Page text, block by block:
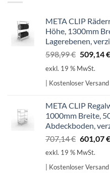
META CLIP
Höhe, 1300mm
Lagerebenen,
598,99€
Preis
598,99 €
509,14€
exkl. 19 % MwSt.
| Kostenloser Versand
META CLIP
1000mm Breite,
Abdeckboden,
707,14€
Preis
707,14 €
601,07€
exkl. 19 % MwSt.
| Kostenloser Versand